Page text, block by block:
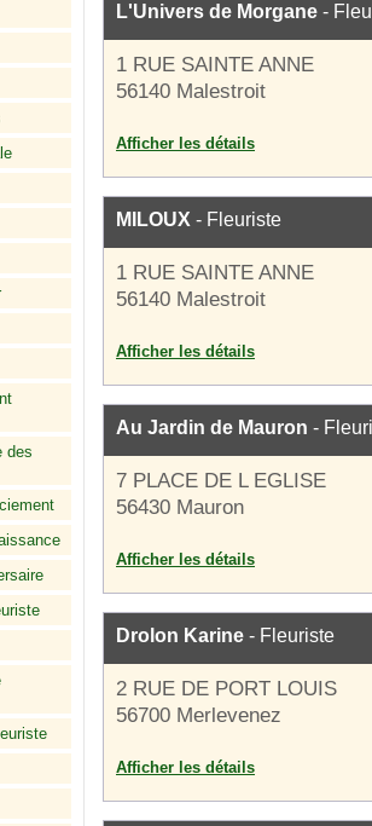
des
L'Univers de Morgane -
1 RUE SAINTE ANNE
56140 Malestroit
Afficher les détails
MILOUX - Fleuriste
1 RUE SAINTE ANNE
56140 Malestroit
Afficher les détails
Au Jardin de Mauron -
7 PLACE DE L EGLISE
56430 Mauron
Afficher les détails
Drolon Karine - Fleuriste
2 RUE DE PORT LOUIS
56700 Merlevenez
Afficher les détails